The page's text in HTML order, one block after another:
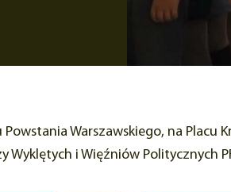
Warszawskiego, na Placu
i Więźniów Politycznych